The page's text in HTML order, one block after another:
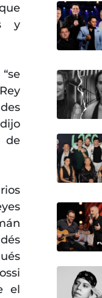
y
de
el